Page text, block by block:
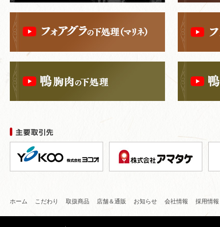
ホーム こだわり 取扱商品 店舗＆通販 お知らせ 会社情報 採用情報